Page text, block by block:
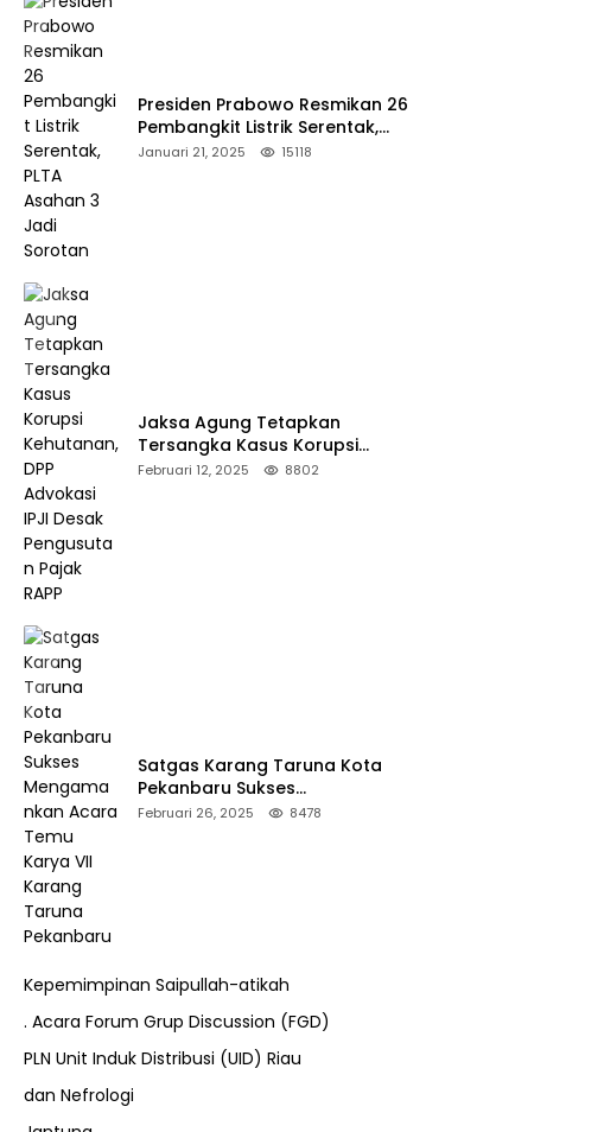
Presiden Prabowo Resmikan 26
Pembangkit Listrik Serentak,
PLTA Asahan 3 Jadi Sorotan
Januari 21, 2025 15118
Jaksa Agung Tetapkan
Tersangka Kasus Korupsi
Kehutanan, DPP Advokasi IPJI
Februari 12, 2025 8802
Satgas Karang Taruna Kota
Pekanbaru Sukses
Mengamankan Acara Temu
Februari 26, 2025 8478
Kepemimpinan Saipullah-atikah
. Acara Forum Grup Discussion (FGD)
PLN Unit Induk Distribusi (UID) Riau
dan Nefrologi